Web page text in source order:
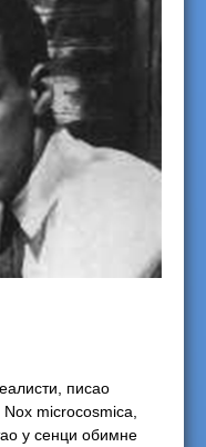
писао
microcosmica,
у сенци обимне